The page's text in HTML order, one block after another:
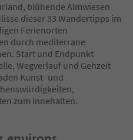
blühende Almwiesen
dieser 33 Wandertipps im
Ferienorten
durch mediterrane
Start und Endpunkt
Wegverlauf und Gehzeit
Kunst- und
zum Innehalten.